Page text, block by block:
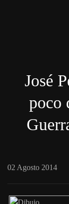
José
poco
02 Agosto 2014